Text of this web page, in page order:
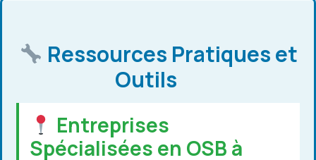
Ressources Pratiques et
Outils
Entreprises
Spécialisées en OSB à